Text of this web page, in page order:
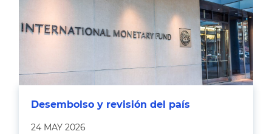
Desembolso y revisión del país
24 MAY 2026